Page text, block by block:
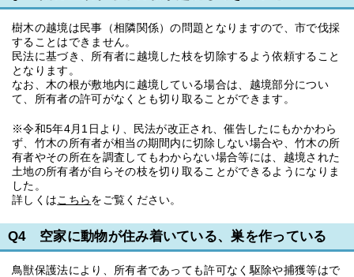
樹木の越境は民事（相隣関係）の問題となりますので、市で伐採
することはできません。
民法に基づき、所有者に越境した枝を切除するよう依頼すること
となります。
なお、木の根が敷地内に越境している場合は、越境部分につい
て、所有者の許可がなくとも切り取ることができます。
※令和5年4月1日より、民法が改正され、催告したにもかかわら
ず、竹木の所有者が相当の期間内に切除しない場合や、竹木の所
有者やその所在を調査してもわからない場合等には、越境された
土地の所有者が自らその枝を切り取ることができるようになりま
した。
詳しくはこちらをご覧ください。
Q4 空家に動物が住み着いている、巣を作っている
鳥獣保護法により、所有者であっても許可なく駆除や捕獲等はで